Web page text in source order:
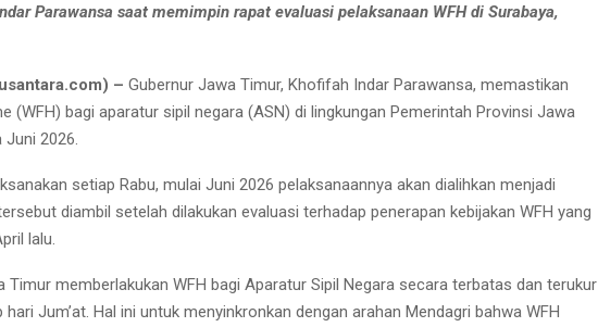
Parawansa saat memimpin rapat evaluasi pelaksanaan WFH di Surabaya,
– Gubernur Jawa Timur, Khofifah Indar Parawansa, memastikan
(WFH) bagi aparatur sipil negara (ASN) di lingkungan Pemerintah Provinsi Jawa
2026.
setiap Rabu, mulai Juni 2026 pelaksanaannya akan dialihkan menjadi
diambil setelah dilakukan evaluasi terhadap penerapan kebijakan WFH yang
lalu.
Timur memberlakukan WFH bagi Aparatur Sipil Negara secara terbatas dan terukur
Jum’at. Hal ini untuk menyinkronkan dengan arahan Mendagri bahwa WFH